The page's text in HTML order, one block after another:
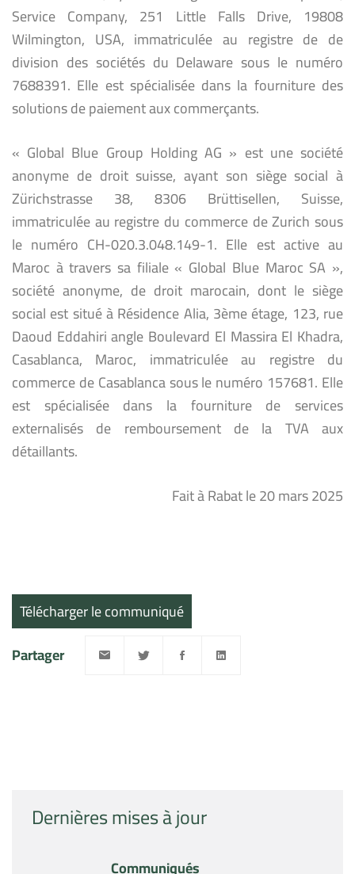
Dernières mises à jour
Communiqués
Service Company, 251 Little Falls Drive, 19808
Wilmington, USA, immatriculée au registre de de
division des sociétés du Delaware sous le numéro
7688391. Elle est spécialisée dans la fourniture des
solutions de paiement aux commerçants.
« Global Blue Group Holding AG » est une société
anonyme de droit suisse, ayant son siège social à
Zürichstrasse 38, 8306 Brüttisellen, Suisse,
immatriculée au registre du commerce de Zurich sous
le numéro CH-020.3.048.149-1. Elle est active au
Maroc à travers sa filiale « Global Blue Maroc SA »,
société anonyme, de droit marocain, dont le siège
social est situé à Résidence Alia, 3ème étage, 123, rue
Daoud Eddahiri angle Boulevard El Massira El Khadra,
Casablanca, Maroc, immatriculée au registre du
commerce de Casablanca sous le numéro 157681. Elle
est spécialisée dans la fourniture de services
externalisés de remboursement de la TVA aux
détaillants.
Fait à Rabat le 20 mars 2025
Télécharger le communiqué
Partager